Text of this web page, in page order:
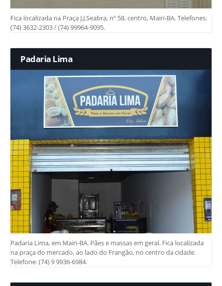
Fica localizada na Praça J.J.Seabra, nº 58, centro, Mairi-BA. Telefones:
(74) 3632-2303 / (74) 99964-9095.
Padaria Lima
Padaria Lima, em Mairi-BA. Pães e massas em geral. Fica localizada
na praça do mercado, ao lado do Frangão, no centro da cidade.
Telefone: (74) 9 9936-6984.